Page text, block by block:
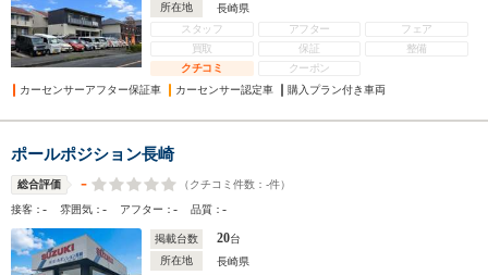
所在地
長崎県
スタッフ
アフター
フェア
買取
保証
整備
クチコミ
クーポン
カーセンサーアフター保証車
カーセンサー認定車 購入プラン付き車両
ポールポジション長崎
総合評価 - （クチコミ件数： -件）
接客：- 雰囲気：- アフター：- 品質：-
掲載台数 20台
所在地
長崎県